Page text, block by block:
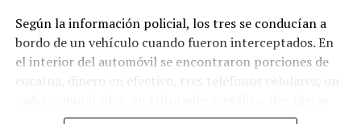
— Fiscalía General de
la República El
Salvador (@FGR_SV)
Según la información policial, los tres se conducían a
bordo de un vehículo cuando fueron interceptados. En
el interior del automóvil se encontraron porciones de
cocaína, dinero en efectivo, tres teléfonos celulares, un
metálicas, un paquete de papel para elaborar cigarrillos